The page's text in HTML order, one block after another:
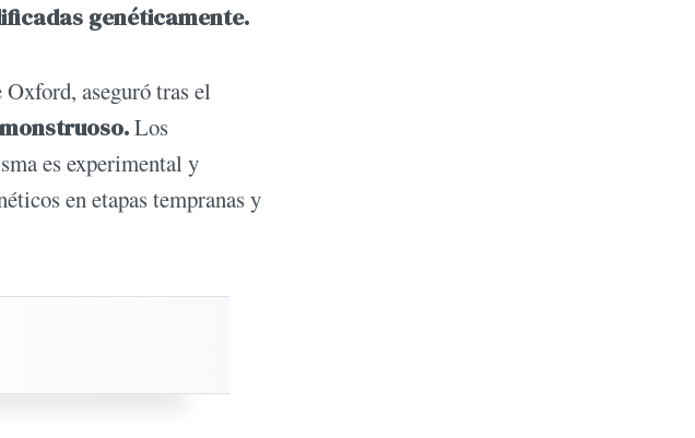
genéticamente.
aseguró tras el
Los
es experimental y
en etapas tempranas y